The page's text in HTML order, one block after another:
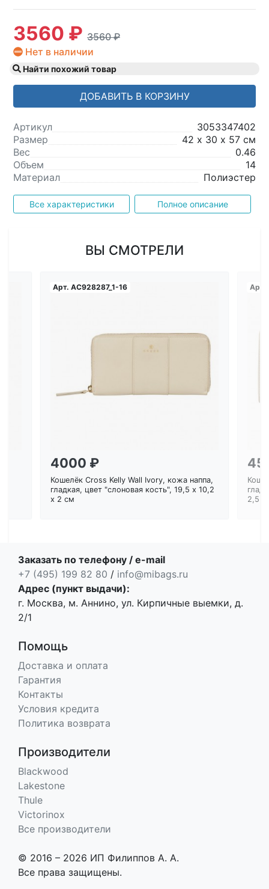
3560 ₽ 3560 ₽
Нет в наличии
Найти похожий товар
ДОБАВИТЬ В КОРЗИНУ
Артикул
3053347402
Размер
42 х 30 х 57 см
Вес
0.46
Объем
14
Материал
Полиэстер
Все характеристики Полное описание
ВЫ СМОТРЕЛИ
Арт. AC928287_1-16
4000 ₽
Кошелёк Cross Kelly Wall Ivory, кожа наппа,
гладкая, цвет "слоновая кость", 19,5 x 10,2
x 2 см
Арт.
2,5
Заказать по телефону / e-mail
+7 (495) 199 82 80 / info@mibags.ru
Адрес (пункт выдачи):
г. Москва, м. Аннино, ул. Кирпичные выемки, д.
2/1
Помощь
Доставка и оплата
Гарантия
Контакты
Условия кредита
Политика возврата
Производители
Blackwood
Lakestone
Thule
Victorinox
Все производители
© 2016 – 2026 ИП Филиппов А. А.
Все права защищены.